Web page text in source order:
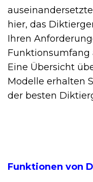
hier, das
Ihren
Funktionsumfang
Eine Übersicht
Modelle erhalten
der besten
Funktionen von